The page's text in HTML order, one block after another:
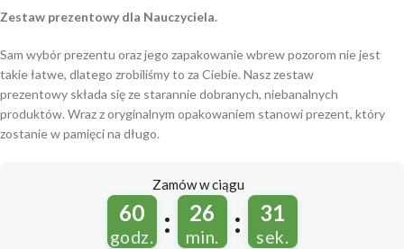
Zestaw prezentowy dla Nauczyciela.
Sam wybór prezentu oraz jego zapakowanie wbrew pozorom nie jest
takie łatwe, dlatego zrobiliśmy to za Ciebie. Nasz zestaw
prezentowy składa się ze starannie dobranych, niebanalnych
produktów. Wraz z oryginalnym opakowaniem stanowi prezent, który
zostanie w pamięci na długo.
Zamów w ciągu
60
godz. : 26
min. : 30
sek.